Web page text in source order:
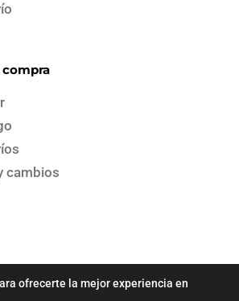
cambios
ofrecerte la mejor experiencia en